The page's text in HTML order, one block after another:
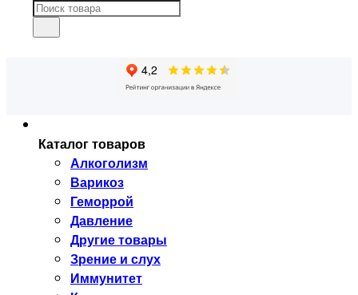
Каталог товаров
Алкоголизм
Варикоз
Геморрой
Давление
Другие товары
Зрение и слух
Иммунитет